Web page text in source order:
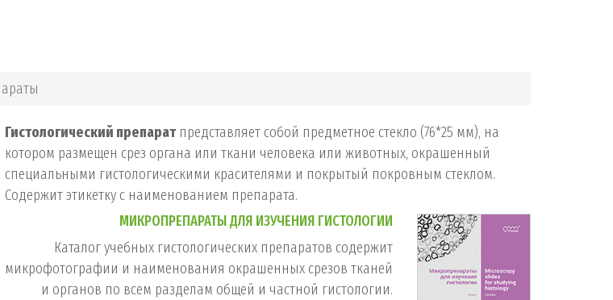
Гистологический препаратпредставляет собой предметное стекло (76*25 мм), на
котором размещен срез органа или ткани человека или животных, окрашенный
специальными гистологическими красителями и покрытый покровным стеклом.
Содержит этикетку с наименованием препарата.
МИКРОПРЕПАРАТЫ ДЛЯ ИЗУЧЕНИЯ ГИСТОЛОГИИ
Каталог учебных гистологических препаратов содержит
микрофотографии и наименования окрашенных срезов тканей
и органов по всем разделам общей и частной гистологии.